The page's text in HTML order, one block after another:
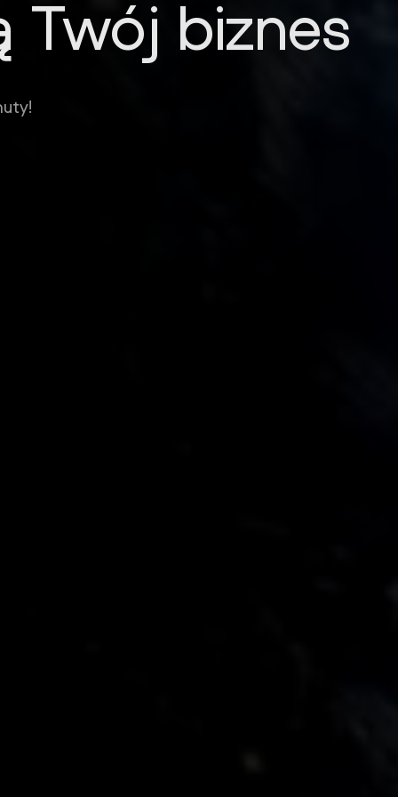
Ostrow Wielkopolski
Twój biznes